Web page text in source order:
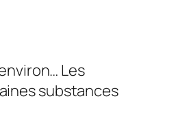
Les
substances